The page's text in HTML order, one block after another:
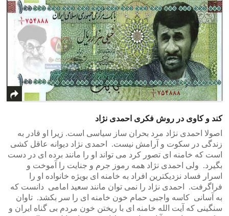
کند و کاوی در روش فکری احمدی نژاد
اصولا احمدی نژاد مرد بحران ساز سیاسی است. زیرا او قادر به
زندگی در سکوت و آرامش نیست. احمدی نژاد دیوانه عاقل کشی
است که خامنه ای تصور کرد می تواند او را مانند برده ای در دست
بگیرد. ولی احمدی نژاد همه رموز جرم و جنایت را آموخت و
اسرار فساد نزدیکترین افراد به خامنه ای بویژه خانواده او را
فراگرفت. احمدی نژاد را نمی توان مانند سعید امامی دانست که
به آسانی کاسه واجبی حمام خون خامنه ای را سر بکشد. تاوان
سنگینی که آیت الله خامنه ای با ریختن خون مردم بی گناه ایران و